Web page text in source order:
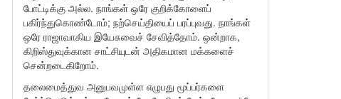
போட்டிக்கு அல்ல. நாங்கள் ஒரே குறிக்கோளைப்
பகிர்ந்துகொண்டோம்; நற்செய்தியைப் பரப்புவது. நாங்கள்
ஒரே ராஜாவாகிய இயேசுவைச் சேவித்தோம். ஒன்றாக,
கிறிஸ்துவுக்கான சாட்சியுடன் அதிகமான மக்களைச்
சென்றடைகிறோம்.
தலைமைத்துவ அனுபவமுள்ள எழுபது மூப்பர்களை